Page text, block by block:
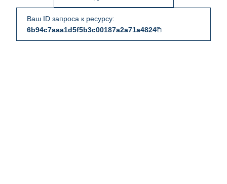
Ваш ID запроса к ресурсу:
6b94c7aaa1d5f5b3c00187a2a71a4824